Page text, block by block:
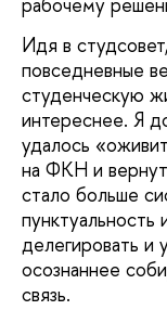
Идя в
повседневные
студенческую
интереснее. Я
удалось
на ФКН и
стало больше
пунктуальность
делегировать и
осознаннее
связь.